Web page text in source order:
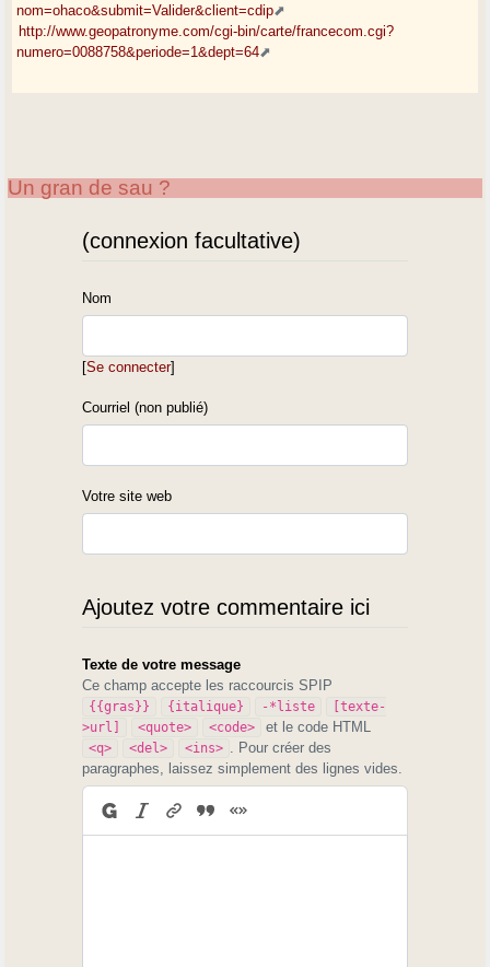
nom=ohaco&submit=Valider&client=cdip
http://www.geopatronyme.com/cgi-bin/carte/francecom.cgi?
numero=0088758&periode=1&dept=64
Un gran de sau ?
(connexion facultative)
Nom
[Se connecter]
Courriel (non publié)
Votre site web
Ajoutez votre commentaire ici
Texte de votre message
Ce champ accepte les raccourcis SPIP
{{gras}} {italique} -*liste
[texte-
>url]
<quote> <code> et le code HTML
<q> <del> <ins>
. Pour créer des
paragraphes, laissez simplement des lignes vides.